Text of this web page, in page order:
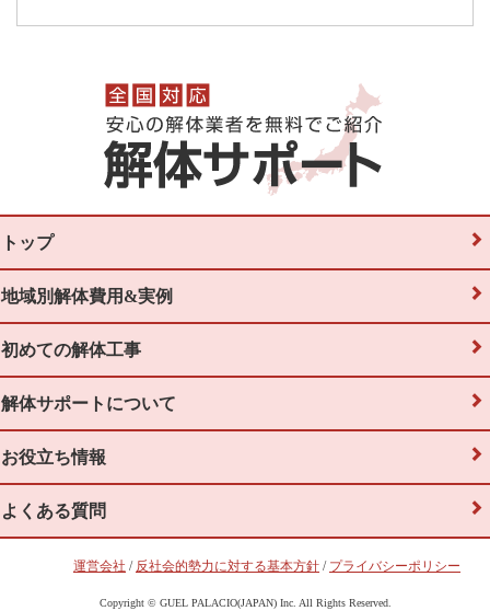
トップ
地域別解体費用&実例
初めての解体工事
解体サポートについて
お役立ち情報
よくある質問
運営会社 / 反社会的勢力に対する基本方針 / プライバシーポリシー
Copyright © GUEL PALACIO(JAPAN) Inc. All Rights Reserved.